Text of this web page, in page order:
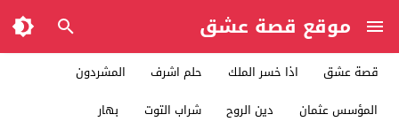
موقع قصة عشق
قصة عشق اذا خسر الملك حلم اشرف
المشردون
المؤسس عثمان
دين الروح شراب التوت
بهار